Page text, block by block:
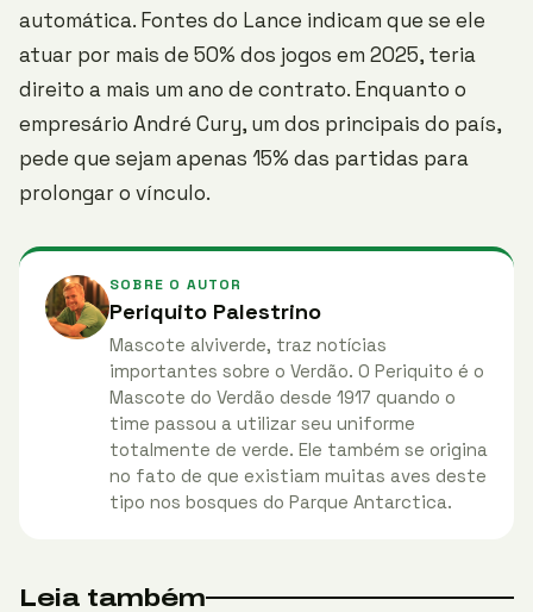
automática. Fontes do Lance indicam que se ele
atuar por mais de 50% dos jogos em 2025, teria
direito a mais um ano de contrato. Enquanto o
empresário André Cury, um dos principais do país,
pede que sejam apenas 15% das partidas para
prolongar o vínculo.
SOBRE O AUTOR
Periquito Palestrino
Mascote alviverde, traz notícias
importantes sobre o Verdão. O Periquito é o
Mascote do Verdão desde 1917 quando o
time passou a utilizar seu uniforme
totalmente de verde. Ele também se origina
no fato de que existiam muitas aves deste
tipo nos bosques do Parque Antarctica.
Leia também